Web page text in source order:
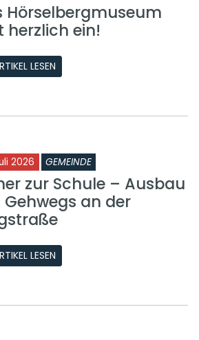
Hörselbergmuseum
herzlich ein!
LESEN
2026 GEMEINDE
zur Schule – Ausbau
Gehwegs an der
LESEN